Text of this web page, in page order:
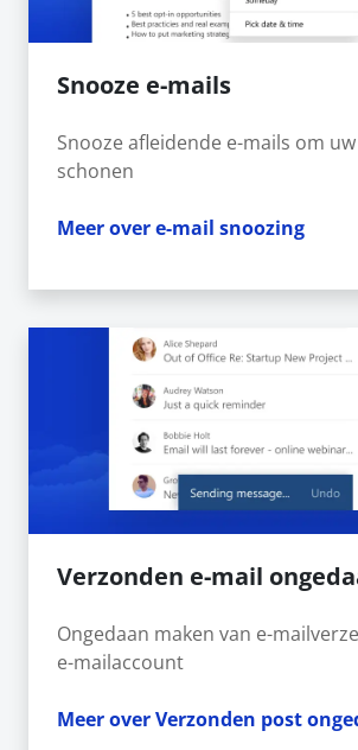
Snooze e-mails
Snooze afleidende e-mails om
schonen
Meer over e-mail snoozing
Verzonden e-mail
Ongedaan maken van e-
e-mailaccount
Meer over Verzonden post